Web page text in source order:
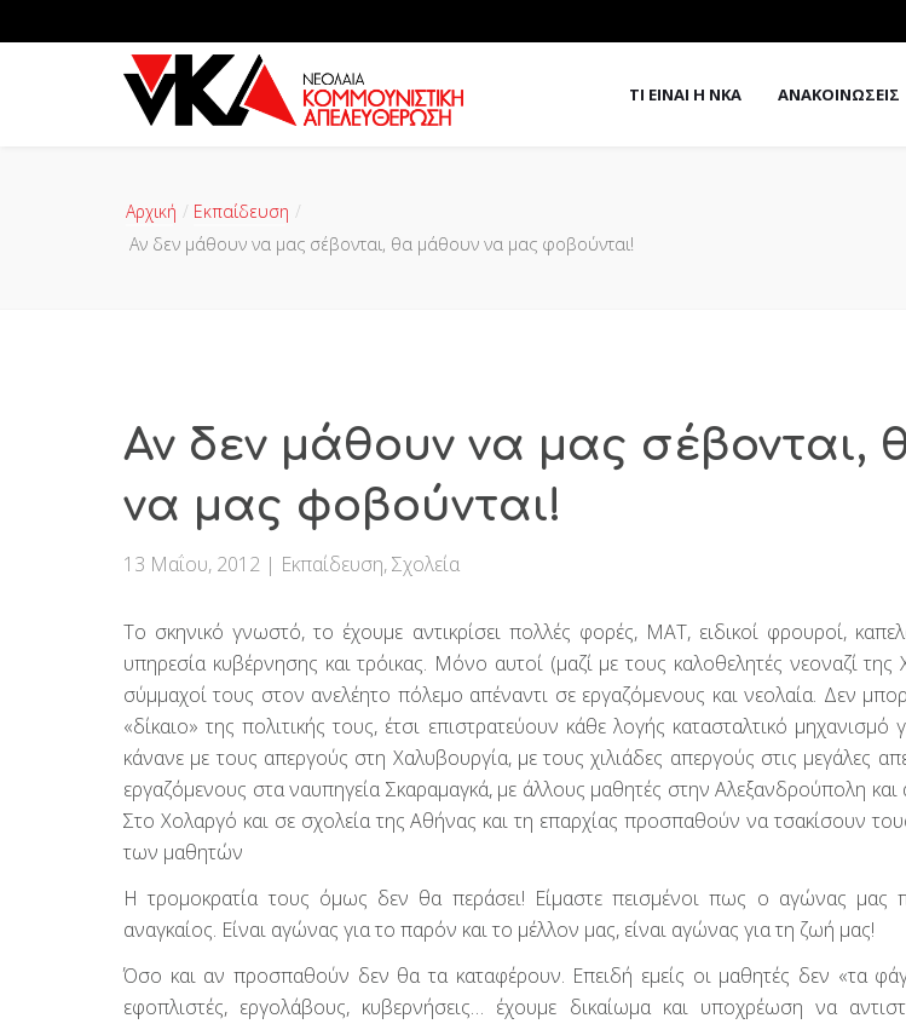
ΤΙ ΕΙΝΑΙ Η ΝΚΑ ΑΝΑΚΟΙΝΩΣΕΙΣ
Αρχική
Εκπαίδευση
Αν δεν μάθουν να μας σέβονται, θα μάθουν να μας φοβούνται!
Αν δεν μάθουν να μας σέβονται,
να μας φοβούνται!
13 Μαΐου, 2012 | Εκπαίδευση,Σχολεία
Το σκηνικό γνωστό, το έχουμε αντικρίσει πολλές φορές, ΜΑΤ, ειδικοί φρουροί,
υπηρεσία κυβέρνησης και τρόικας. Μόνο αυτοί (μαζί με τους καλοθελητές νεοναζί της
σύμμαχοί τους στον ανελέητο πόλεμο απέναντι σε εργαζόμενους και νεολαία. Δεν
«δίκαιο» της πολιτικής τους, έτσι επιστρατεύουν κάθε λογής κατασταλτικό μηχανισμό
κάνανε με τους απεργούς στη Χαλυβουργία, με τους χιλιάδες απεργούς στις μεγάλες
εργαζόμενους στα ναυπηγεία Σκαραμαγκά, με άλλους μαθητές στην Αλεξανδρούπολη και
Στο Χολαργό και σε σχολεία της Αθήνας και τη επαρχίας προσπαθούν να τσακίσουν
των μαθητών
Η τρομοκρατία τους όμως δεν θα περάσει! Είμαστε πεισμένοι πως ο αγώνας μας
αναγκαίος. Είναι αγώνας για το παρόν και το μέλλον μας, είναι αγώνας για τη ζωή μας!
Όσο και αν προσπαθούν δεν θα τα καταφέρουν. Επειδή εμείς οι μαθητές δεν «τα
εφοπλιστές, εργολάβους, κυβερνήσεις… έχουμε δικαίωμα και υποχρέωση να